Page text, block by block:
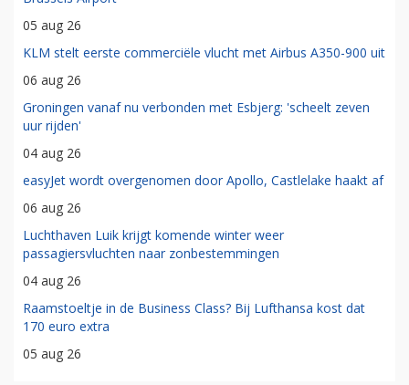
05 aug 26
KLM stelt eerste commerciële vlucht met Airbus A350-900 uit
06 aug 26
Groningen vanaf nu verbonden met Esbjerg: 'scheelt zeven
uur rijden'
04 aug 26
easyJet wordt overgenomen door Apollo, Castlelake haakt af
06 aug 26
Luchthaven Luik krijgt komende winter weer
passagiersvluchten naar zonbestemmingen
04 aug 26
Raamstoeltje in de Business Class? Bij Lufthansa kost dat
170 euro extra
05 aug 26